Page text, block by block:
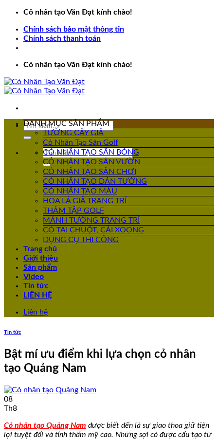
dung
Cỏ nhân tạo Văn Đạt kính chào!
Chính sách bảo mật thông tin
Chính sách thanh toán
Cỏ nhân tạo Văn Đạt kính chào!
Tìm
kiếm:
Tìm
kiếm:
DANH MỤC SẢN PHẨM
TƯỜNG CÂY GIẢ
Cỏ Nhân Tạo Sân Golf
CỎ NHÂN TẠO SÂN BÓNG
CỎ NHÂN TẠO SÂN VƯỜN
CỎ NHÂN TẠO SÂN CHƠI
CỎ NHÂN TẠO DÁN TƯỜNG
CỎ NHÂN TẠO MÀU
HOA LÁ GIẢ TRANG TRÍ
THẢM TẬP GOLF
MẢNH TƯỜNG TRANG TRÍ
CỎ TAI CHUỘT, CẢI XOONG
DỤNG CỤ THI CÔNG
Trang chủ
Giới thiệu
Sản phẩm
Video
Tin tức
LIÊN HỆ
Liên hệ
Tin tức
Bật mí ưu điểm khi lựa chọn cỏ nhân
tạo Quảng Nam
08
Th8
Cỏ nhân tạo Quảng Nam được biết đến là sự giao thoa giữ tiện
lợi tuyệt đối và tính thẩm mỹ cao. Những sợi cỏ được cấu tạo từ